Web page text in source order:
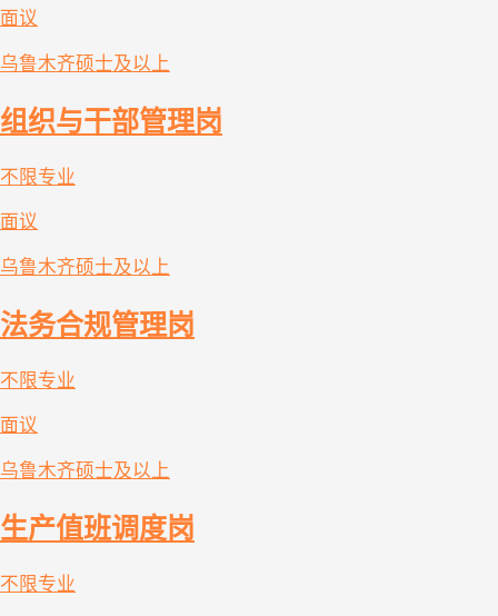
面议
乌鲁木齐硕士及以上
组织与干部管理岗
不限专业
面议
乌鲁木齐硕士及以上
法务合规管理岗
不限专业
面议
乌鲁木齐硕士及以上
生产值班调度岗
不限专业